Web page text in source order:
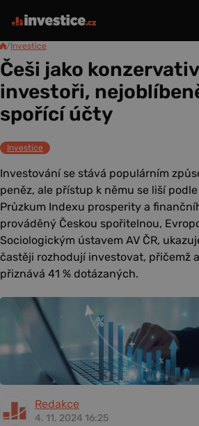
/Investice
Češi jako
investoři,
spořící účty
Investice
Investování se stává populárním
peněz, ale přístup k němu se liší
Průzkum Indexu prosperity a
prováděný Českou spořitelnou,
Sociologickým ústavem AV ČR,
častěji rozhodují investovat, přičemž
přiznává 41 % dotázaných.
Redakce
4. 11. 2024 16:25